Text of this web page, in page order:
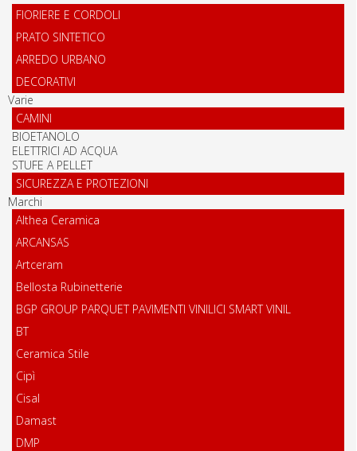
FIORIERE E CORDOLI
PRATO SINTETICO
ARREDO URBANO
DECORATIVI
Varie
CAMINI
BIOETANOLO
ELETTRICI AD ACQUA
STUFE A PELLET
SICUREZZA E PROTEZIONI
Marchi
Althea Ceramica
ARCANSAS
Artceram
Bellosta Rubinetterie
BGP GROUP PARQUET PAVIMENTI VINILICI SMART VINIL
BT
Ceramica Stile
Cipì
Cisal
Damast
DMP